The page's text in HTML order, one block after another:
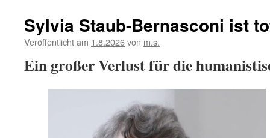
Sylvia Staub-Bernasconi ist
Veröffentlicht am 1.8.2026von m.s.
Ein großer Verlust für die